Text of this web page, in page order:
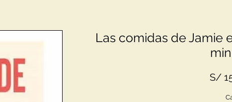
Las comidas de Jamie
S/